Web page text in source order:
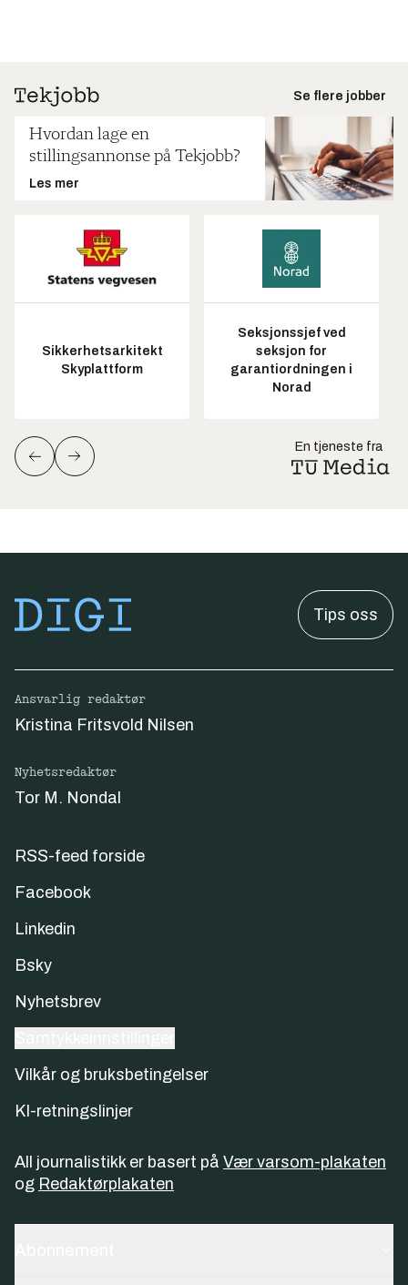
Se flere jobber
Hvordan lage en
stillingsannonse på Tekjobb?
Les mer
Sikkerhetsarkitekt
Skyplattform
Seksjonssjef ved
seksjon for
garantiordningen i
Norad
En tjeneste fra
Tips oss
Ansvarlig redaktør
Kristina Fritsvold Nilsen
Nyhetsredaktør
Tor M. Nondal
RSS-feed forside
Facebook
Linkedin
Bsky
Nyhetsbrev
Vilkår og bruksbetingelser
KI-retningslinjer
All journalistikk er basert på Vær varsom-plakaten
og Redaktørplakaten